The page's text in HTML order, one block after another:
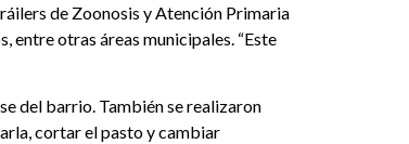
de Zoonosis y Atención Primaria
entre otras áreas municipales. “Este
del barrio. También se realizaron
cortar el pasto y cambiar